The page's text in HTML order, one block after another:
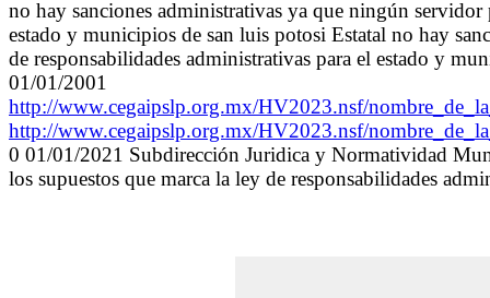
no hay sanciones administrativas ya que ningún
estado y municipios de san luis potosi Estatal no hay
de responsabilidades administrativas para el estado y
01/01/2001
http://www.cegaipslp.org.mx/HV2023.nsf/
http://www.cegaipslp.org.mx/HV2023.nsf/
0 01/01/2021 Subdirección Juridica y Normatividad
los supuestos que marca la ley de responsabilidades